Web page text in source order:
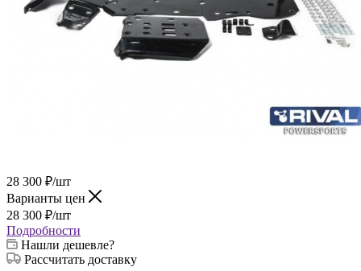
28 300 ₽/шт
Варианты цен
28 300 ₽/шт
Подробности
Нашли дешевле?
Рассчитать доставку